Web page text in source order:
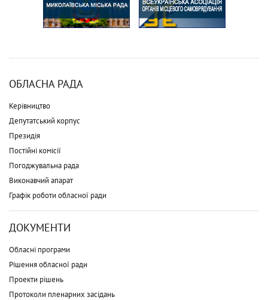
ОБЛАСНА РАДА
Керівництво
Депутатський корпус
Президія
Постійні комісії
Погоджувальна рада
Виконавчий апарат
Графік роботи обласної ради
ДОКУМЕНТИ
Обласні програми
Рішення обласної ради
Проекти рішень
Протоколи пленарних засідань